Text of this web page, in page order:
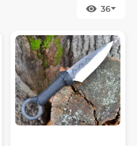
36